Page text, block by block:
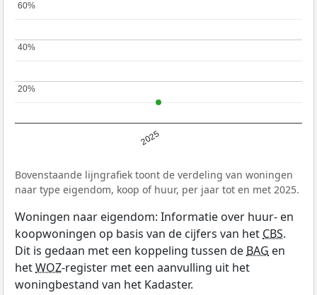
2025
20%
20%
40%
40%
60%
60%
Bovenstaande lijngrafiek toont de verdeling van woningen
naar type eigendom, koop of huur, per jaar tot en met 2025.
Woningen naar eigendom: Informatie over huur- en
koopwoningen op basis van de cijfers van hetCBS.
Dit is gedaan met een koppeling tussen deBAG en
hetWOZ-register met een aanvulling uit het
woningbestand van het Kadaster.